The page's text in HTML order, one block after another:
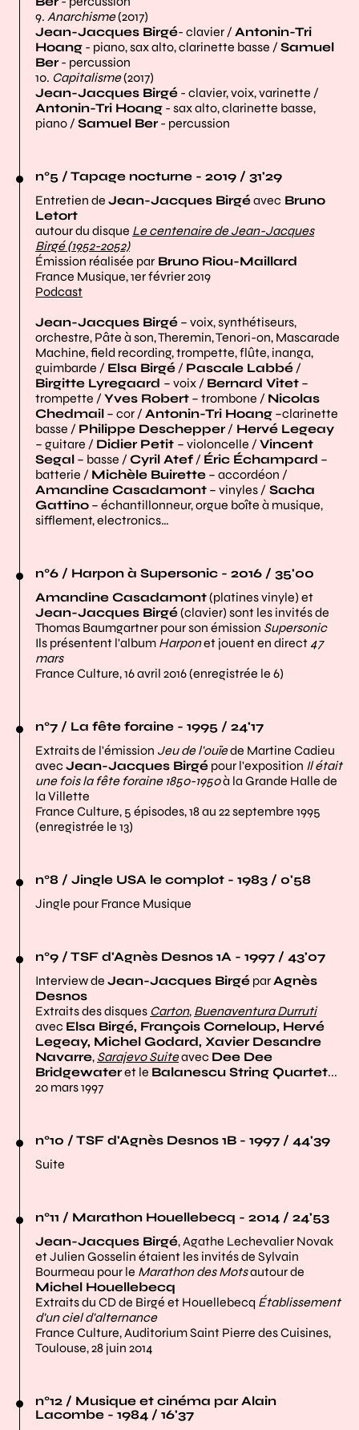
9. Anarchisme(2017)
Jean-Jacques Birgé- clavier / Antonin-Tri
Hoang - piano, sax alto, clarinette basse / Samuel
Ber- percussion
10. Capitalisme(2017)
Jean-Jacques Birgé - clavier, voix, varinette /
Antonin-Tri Hoang - sax alto, clarinette basse,
piano / Samuel Ber- percussion
n°5 / Tapage nocturne - 2019 / 31'29
Entretien de Jean-Jacques Birgéavec Bruno
Letort
autour du disque Le centenaire de Jean-Jacques
Birgé (1952-2052)
Émission réalisée par Bruno Riou-Maillard
France Musique, 1er février 2019
Podcast
Jean-Jacques Birgé – voix, synthétiseurs,
orchestre, Pâte à son, Theremin, Tenori-on, Mascarade
Machine, field recording, trompette, flûte, inanga,
guimbarde / Elsa Birgé / Pascale Labbé /
Birgitte Lyregaard – voix / Bernard Vitet –
trompette / Yves Robert – trombone / Nicolas
Chedmail – cor / Antonin-Tri Hoang –clarinette
basse / Philippe Deschepper/ Hervé Legeay
– guitare / Didier Petit – violoncelle / Vincent
Segal – basse / Cyril Atef / Éric Échampard –
batterie / Michèle Buirette – accordéon /
Amandine Casadamont – vinyles / Sacha
Gattino – échantillonneur, orgue boîte à musique,
sifflement, electronics…
n°6 / Harpon à Supersonic - 2016 / 35'00
Amandine Casadamont(platines vinyle) et
Jean-Jacques Birgé(clavier) sont les invités de
Thomas Baumgartner pour son émission Supersonic
Ils présentent l'album Harponet jouent en direct47
mars
France Culture, 16 avril 2016 (enregistrée le 6)
n°7 / La fête foraine - 1995 / 24'17
Extraits de l'émission Jeu de l'ouïede Martine Cadieu
avec Jean-Jacques Birgé pour l'exposition Il était
une fois la fête foraine 1850-1950à la Grande Halle de
la Villette
France Culture, 5 épisodes, 18 au 22 septembre 1995
(enregistrée le 13)
n°8 / Jingle USA le complot - 1983 / 0'58
Jingle pour France Musique
n°9 / TSF d'Agnès Desnos 1A - 1997 / 43'07
Interview de Jean-Jacques Birgé parAgnès
Desnos
Extraits des disques Carton, Buenaventura Durruti
avec Elsa Birgé, François Corneloup, Hervé
Legeay, Michel Godard, Xavier Desandre
Navarre, Sarajevo Suiteavec Dee Dee
Bridgewateret le Balanescu String Quartet...
20 mars 1997
n°10 / TSF d'Agnès Desnos 1B - 1997 / 44'39
Suite
n°11 / Marathon Houellebecq - 2014 / 24'53
Jean-Jacques Birgé, Agathe Lechevalier Novak
et Julien Gosselin étaient les invités de Sylvain
Bourmeau pour le Marathon des Motsautour de
Michel Houellebecq
Extraits du CD de Birgé et Houellebecq Établissement
d'un ciel d'alternance
France Culture, Auditorium Saint Pierre des Cuisines,
Toulouse, 28 juin 2014
n°12 / Musique et cinéma par Alain
Lacombe - 1984 / 16'37